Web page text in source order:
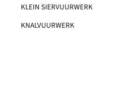
KLEIN SIERVUURWERK
KNALVUURWERK